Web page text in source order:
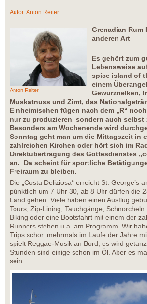
Autor:Anton Reiter
Anton Reiter
Grenadian Rum
anderen Art
Es gehört zum
Lebensweise
spice island of
einem
Gewürznelken,
Muskatnuss und Zimt, das
Einheimischen fügen nach dem „R“
nur zu produzieren, sondern auch selbst
Besonders am Wochenende wird
Sonntag geht man um die Mittagszeit in
zahlreichen Kirchen oder hört sich im
Direktübertragung des Gottesdienstes
an. Da scheint für sportliche
Freiraum zu bleiben.
Die „Costa Deliziosa“ erreicht St. George’s
pünktlich um 7 Uhr 30, ab 8 Uhr dürfen die
Land gehen. Viele haben einen Ausflug
Tours, Zip-Lining, Tauchgänge,
Biking oder eine Bootsfahrt mit einem der
Runners stehen u.a. am Programm. Wir
Trips schon mehrmals im Laufe der Jahre
spielt Reggae-Musik an Bord, es wird
Stunden sind einige schon im Öl. Aber es
sein.